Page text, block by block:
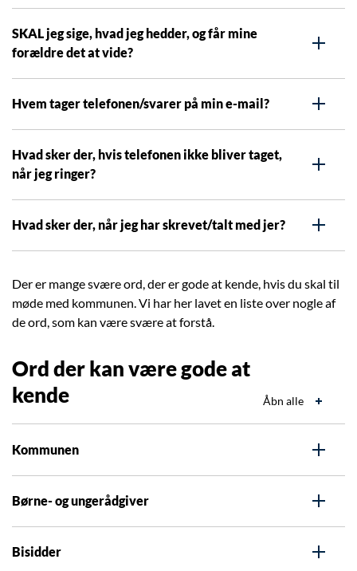
SKAL jeg sige, hvad jeg hedder, og får mine
forældre det at vide?
Hvem tager telefonen/svarer på min e-mail?
Hvad sker der, hvis telefonen ikke bliver taget,
når jeg ringer?
Hvad sker der, når jeg har skrevet/talt med jer?
Der er mange svære ord, der er gode at kende, hvis du skal til
møde med kommunen. Vi har her lavet en liste over nogle af
de ord, som kan være svære at forstå.
Ord der kan være gode at
kende
Åbn alle
Kommunen
Børne- og ungerådgiver
Bisidder